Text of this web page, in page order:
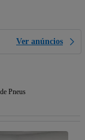
Ver anúncios
Pneus